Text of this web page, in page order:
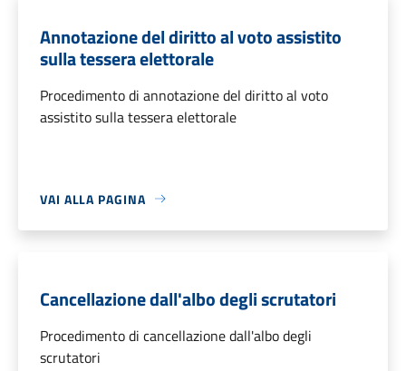
Annotazione del diritto al voto assistito
sulla tessera elettorale
Procedimento di annotazione del diritto al voto
assistito sulla tessera elettorale
VAI ALLA PAGINA
Cancellazione dall'albo degli scrutatori
Procedimento di cancellazione dall'albo degli
scrutatori